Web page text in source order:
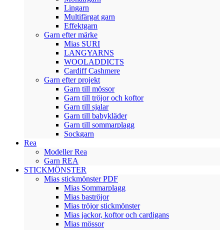
Lingarn
Multifärgat garn
Effektgarn
Garn efter märke
Mias SURI
LANGYARNS
WOOLADDICTS
Cardiff Cashmere
Garn efter projekt
Garn till mössor
Garn till tröjor och koftor
Garn till sjalar
Garn till babykläder
Garn till sommarplagg
Sockgarn
Rea
Modeller Rea
Garn REA
STICKMÖNSTER
Mias stickmönster PDF
Mias Sommarplagg
Mias baströjor
Mias tröjor stickmönster
Mias jackor, koftor och cardigans
Mias mössor